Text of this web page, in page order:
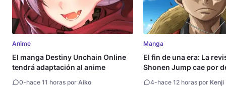
Anime
El manga Destiny Unchain Online
tendrá adaptación al anime
0-hace 11 horas por Aiko
Manga
El fin de una era: La
Shonen Jump cae por
millón de copias
4-hace 12 horas por Kenji